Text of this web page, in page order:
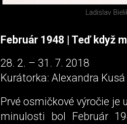
Ladislav
Február 1948 | Teď když
28. 2. – 31. 7. 2018
Kurátorka: Alexandra Kusá
Prvé osmičkové výročie
minulosti bol Február